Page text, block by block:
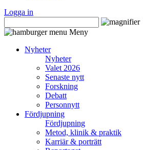
Logga in
Meny
Nyheter
Nyheter
Valet 2026
Senaste nytt
Forskning
Debatt
Personnytt
Fördjupning
Fördjupning
Metod, klinik & praktik
Karriär & porträtt